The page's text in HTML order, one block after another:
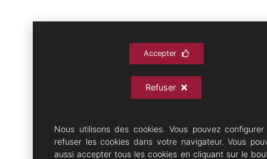
Nous utilisons des cookies. Vous pouvez
refuser les cookies dans votre navigateur. Vous
aussi accepter tous les cookies en cliquant sur le
Accepter
Refuser